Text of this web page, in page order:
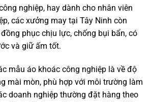
nghiệp, hay dành cho nhân viên
các xưởng may tại Tây Ninh còn
phục chịu lực, chống bụi bẩn, có
và giữ ấm tốt.
mẫu áo khoác công nghiệp là về độ
mài mòn, phù hợp với môi trường làm
doanh nghiệp thường đặt hàng theo